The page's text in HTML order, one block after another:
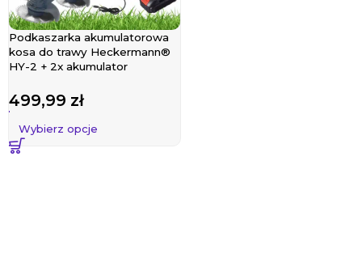
Podkaszarka akumulatorowa
kosa do trawy Heckermann®
HY-2 + 2x akumulator
499,99 zł
Wybierz opcje